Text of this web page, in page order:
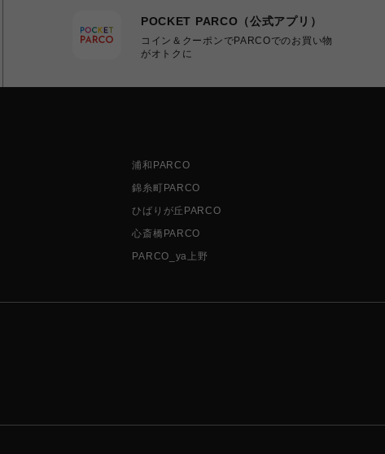
POCKET PARCO（公式アプリ）
コイン＆クーポンでPARCOでのお買い物
がオトクに
浦和PARCO
錦糸町PARCO
ひばりが丘PARCO
心斎橋PARCO
PARCO_ya上野